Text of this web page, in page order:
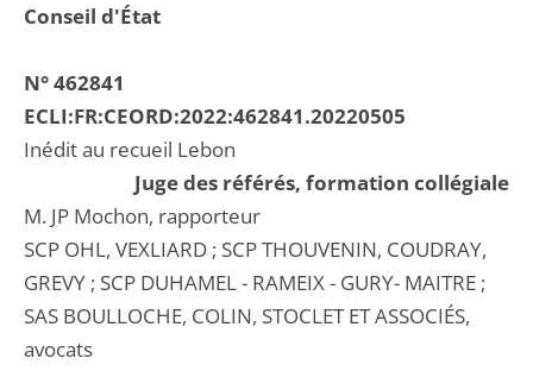
Conseil d'État
N° 462841
ECLI:FR:CEORD:2022:462841.20220505
Inédit au recueil Lebon
Juge des référés, formation collégiale
M. JP Mochon, rapporteur
SCP OHL, VEXLIARD ; SCP THOUVENIN, COUDRAY,
GREVY ; SCP DUHAMEL - RAMEIX - GURY- MAITRE ;
SAS BOULLOCHE, COLIN, STOCLET ET ASSOCIÉS,
avocats